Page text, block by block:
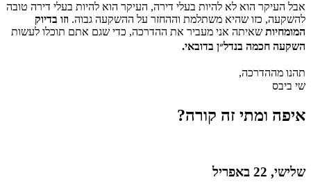
אבל העיקר הוא לא להיות בעלי דירה, העיקר הוא להיות בעלי דירה טובה
להשקעה, כזו שהיא משתלמת וההחזר על ההשקעה גבוה. וזו בדיוק
המומחיות שאיתה אני מעביר את ההדרכה, כדי שגם אתם תוכלו לעשות
השקעה חכמה בנדל״ן בדובאי.
תהנו מההדרכה,
שי ביבס
איפה ומתי זה קורה?
שלישי, 22 באפריל